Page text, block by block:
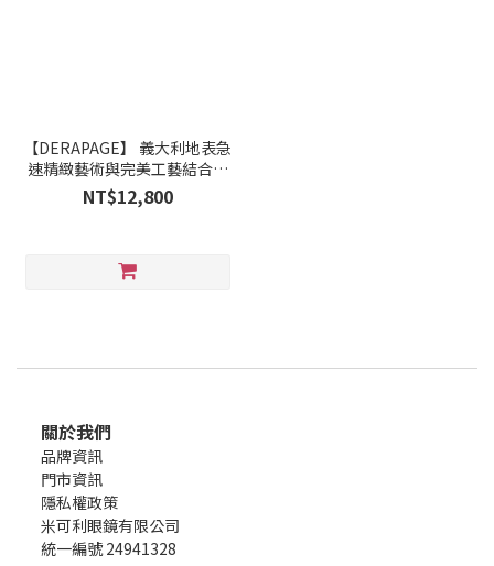
【DERAPAGE】 義大利地表急
速精緻藝術與完美工藝結合龍
捲風薄鋼系列 DTORTEC9-
C817
NT$12,800
關於我們
品牌資訊
門市資訊
隱私權政策
米可利眼鏡有限公司
統一編號 24941328